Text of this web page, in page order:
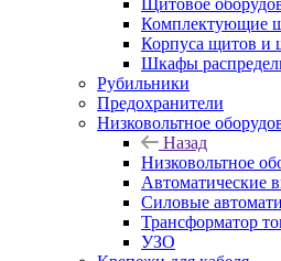
Щитовое
Комплектующие
Корпуса щитов и
Шкафы
Рубильники
Предохранители
Низковольтное
Назад
Низковольтное
Автоматические
Силовые
Трансформатор
УЗО